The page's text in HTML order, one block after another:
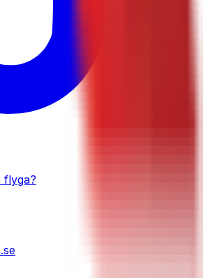
flyga?